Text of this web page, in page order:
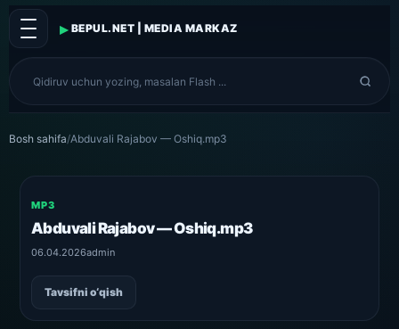
▸ BEPUL.NET | MEDIA MARKAZ
Bosh sahifa/Abduvali Rajabov — Oshiq.mp3
MP3
Abduvali Rajabov — Oshiq.mp3
06.04.2026admin
Tavsifni o‘qish